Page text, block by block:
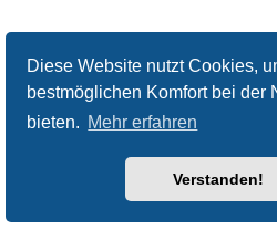
Diese Website nutzt Cookies,
bestmöglichen Komfort bei der
bieten. Mehr erfahren
Verstanden!